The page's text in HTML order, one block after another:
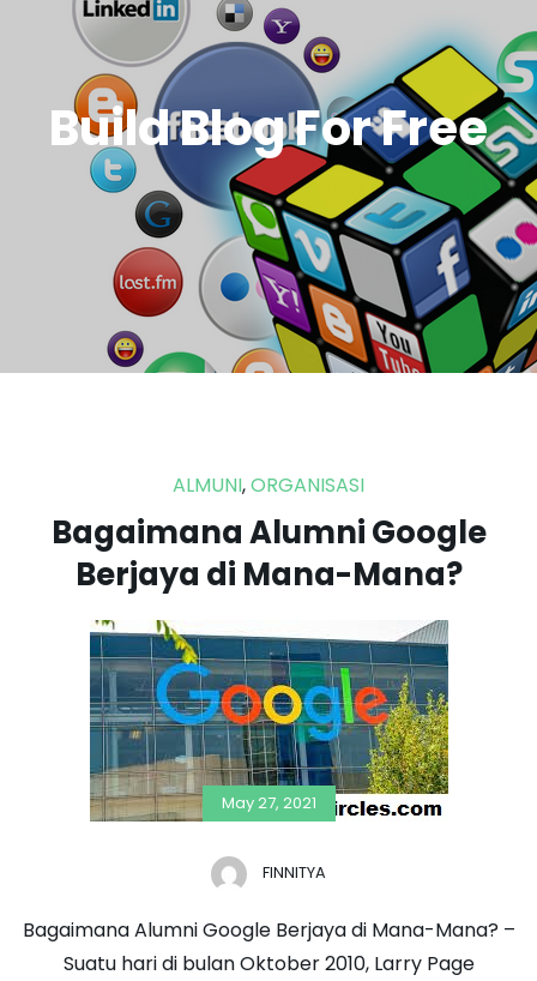
Untuk Alumni
Build Blog For Free
ALMUNI,ORGANISASI
Bagaimana Alumni Google
Berjaya di Mana-Mana?
May 27, 2021
FINNITYA
Bagaimana Alumni Google Berjaya di Mana-Mana? –
Suatu hari di bulan Oktober 2010, Larry Page